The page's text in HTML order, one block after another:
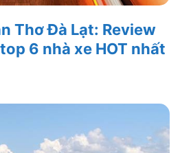
Thơ Đà Lạt: Review
6 nhà xe HOT nhất